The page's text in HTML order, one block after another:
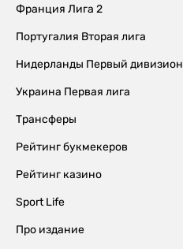
Франция Лига 2
Португалия Вторая лига
Нидерланды Первый дивизион
Украина Первая лига
Трансферы
Рейтинг букмекеров
Рейтинг казино
Sport Life
Про издание